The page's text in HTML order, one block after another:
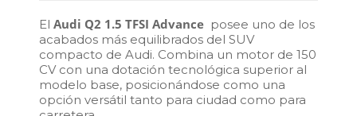
El Audi Q2 1.5 TFSI Advance posee uno de los
acabados más equilibrados del SUV
compacto de Audi. Combina un motor de 150
CV con una dotación tecnológica superior al
modelo base, posicionándose como una
opción versátil tanto para ciudad como para